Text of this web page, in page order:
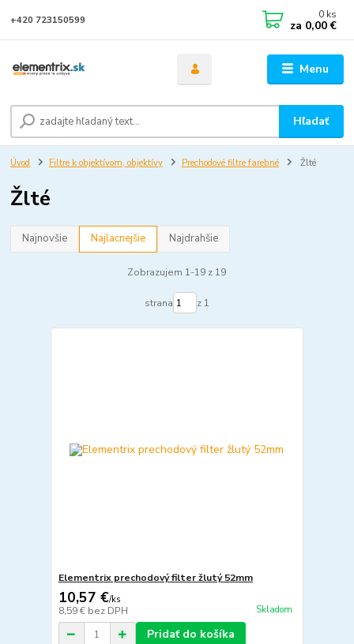
Menu
Hľadať
+420 723150599 0 ks
za 0,00 €
Úvod Filtre k objektívom, objektívy Prechodové filtre farebné Žlté
Žlté
Najnovšie Najlacnejšie Najdrahšie
Zobrazujem 1-19 z 19
strana z 1
Elementrix prechodový filter žlutý 52mm
10,57 €/ks
8,59 € bez DPH Skladom
Pridať do košíka